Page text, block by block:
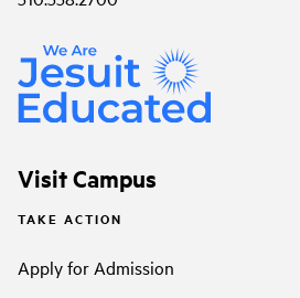
Visit Campus
TAKE ACTION
Apply for Admission